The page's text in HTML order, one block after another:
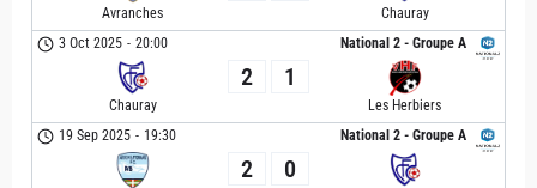
Avranches
Chauray
National 2 - Groupe A
3 Oct 2025 - 20:00
Chauray
2 1
Les Herbiers
National 2 - Groupe A
19 Sep 2025 - 19:30
2 0